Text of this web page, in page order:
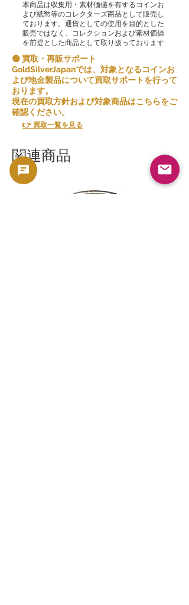
本商品は収集用・素材価値を有するコインお
よび紙幣等のコレクターズ商品として販売し
ております。通貨としての使用を目的とした
販売ではなく、コレクションおよび素材価値
を前提とした商品として取り扱っております
🟢 買取・再販サポート
GoldSilverJapanでは、対象となるコインお
よび地金製品について買取サポートを行って
おります。
現在の買取方針および対象商品はこちらをご
確認ください。
👉 買取一覧を見る
関連商品